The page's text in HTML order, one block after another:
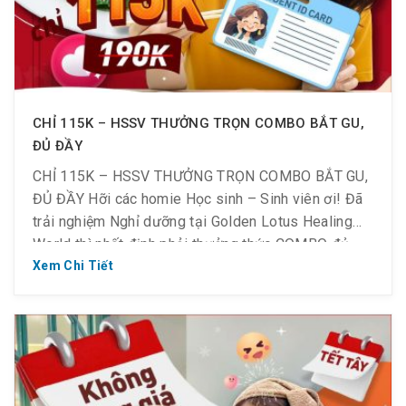
CHỈ 115K – HSSV THƯỞNG TRỌN COMBO BẮT GU,
ĐỦ ĐẦY
CHỈ 115K – HSSV THƯỞNG TRỌN COMBO BẮT GU,
ĐỦ ĐẦY Hỡi các homie Học sinh – Sinh viên ơi! Đã
trải nghiệm Nghỉ dưỡng tại Golden Lotus Healing
World thì nhất định phải thưởng thức COMBO đủ
đầy với giá siêu mềm tại nhà hàng nhé ~ Chỉ còn
Xem Chi Tiết